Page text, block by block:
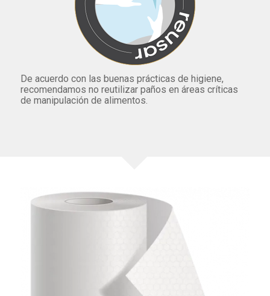
De acuerdo con las buenas prácticas de higiene,
recomendamos no reutilizar paños en áreas críticas
de manipulación de alimentos.